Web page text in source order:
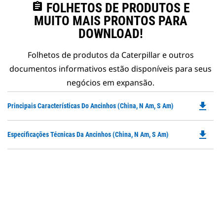
assignment FOLHETOS DE PRODUTOS E
MUITO MAIS PRONTOS PARA
DOWNLOAD!
Folhetos de produtos da Caterpillar e outros
documentos informativos estão disponíveis para seus
negócios em expansão.
Principais Características Do Ancinhos (China, N Am, S Am)
a
file_download
Especificações Técnicas Da Ancinhos (China, N Am, S Am) file_download